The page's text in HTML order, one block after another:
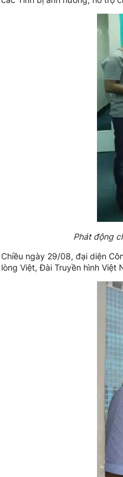
Phát động
Chiều ngày 29/08, đại diện
lòng Việt, Đài Truyền hình Việt